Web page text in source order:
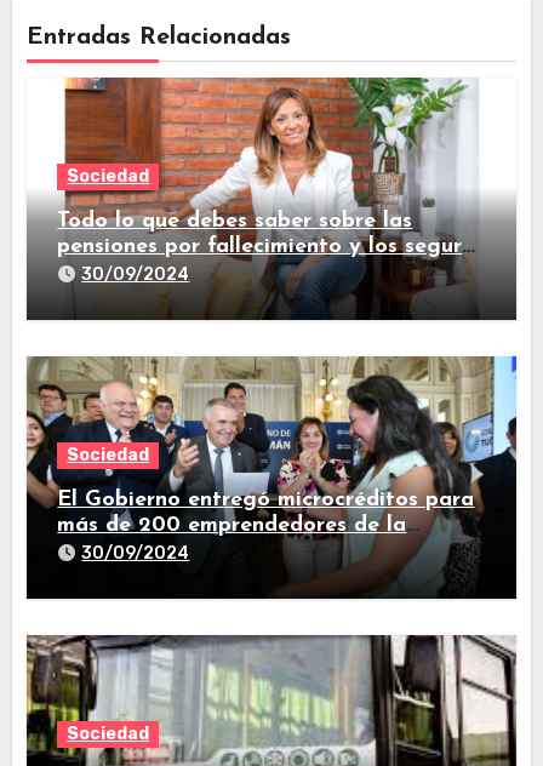
Entradas Relacionadas
Sociedad
Todo lo que debes saber sobre las
pensiones por fallecimiento y los seguros
de vida
30/09/2024
Sociedad
El Gobierno entregó microcréditos para
más de 200 emprendedores de la
provincia
30/09/2024
Sociedad